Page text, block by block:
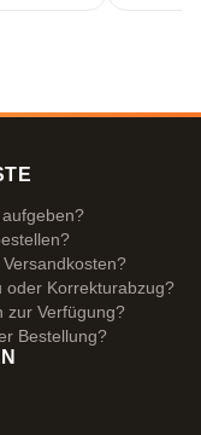
oder Korrekturabzug?
zur Verfügung?
Bestellung?